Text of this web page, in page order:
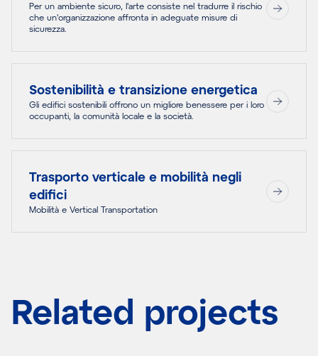
Per un ambiente sicuro, l'arte consiste nel tradurre il rischio
che un'organizzazione affronta in adeguate misure di
sicurezza.
Sostenibilità e transizione energetica
Gli edifici sostenibili offrono un migliore benessere per i loro
occupanti, la comunità locale e la società.
Trasporto verticale e mobilità negli
edifici
Mobilità e Vertical Transportation
Related projects